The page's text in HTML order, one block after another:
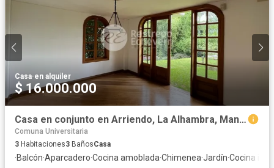
Casa·en alquiler
$ 16.000.000
Casa en conjunto en Arriendo, La Alhambra, Manizales
Comuna Universitaria
3 Habitaciones3 BañosCasa
·Balcón·Aparcadero·Cocina amoblada·Chimenea·Jardín·Cocina